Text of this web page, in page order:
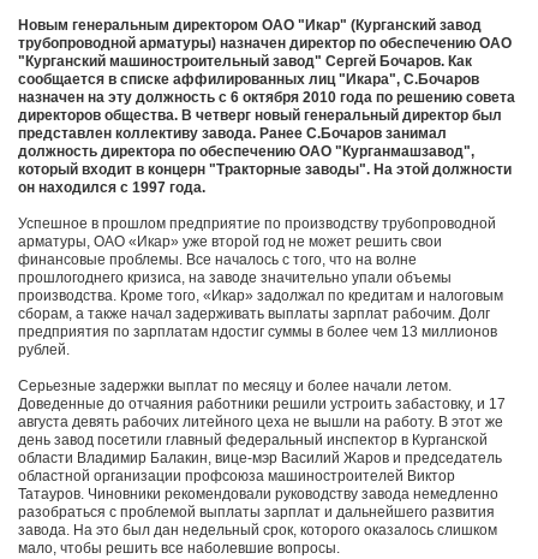
Новым генеральным директором ОАО "Икар" (Курганский завод
трубопроводной арматуры) назначен директор по обеспечению ОАО
"Курганский машиностроительный завод" Сергей Бочаров. Как
сообщается в списке аффилированных лиц "Икара", С.Бочаров
назначен на эту должность с 6 октября 2010 года по решению совета
директоров общества. В четверг новый генеральный директор был
представлен коллективу завода. Ранее С.Бочаров занимал
должность директора по обеспечению ОАО "Курганмашзавод",
который входит в концерн "Тракторные заводы". На этой должности
он находился с 1997 года.
Успешное в прошлом предприятие по производству трубопроводной
арматуры, ОАО «Икар» уже второй год не может решить свои
финансовые проблемы. Все началось с того, что на волне
прошлогоднего кризиса, на заводе значительно упали объемы
производства. Кроме того, «Икар» задолжал по кредитам и налоговым
сборам, а также начал задерживать выплаты зарплат рабочим. Долг
предприятия по зарплатам ндостиг суммы в более чем 13 миллионов
рублей.
Серьезные задержки выплат по месяцу и более начали летом.
Доведенные до отчаяния работники решили устроить забастовку, и 17
августа девять рабочих литейного цеха не вышли на работу. В этот же
день завод посетили главный федеральный инспектор в Курганской
области Владимир Балакин, вице-мэр Василий Жаров и председатель
областной организации профсоюза машиностроителей Виктор
Татауров. Чиновники рекомендовали руководству завода немедленно
разобраться с проблемой выплаты зарплат и дальнейшего развития
завода. На это был дан недельный срок, которого оказалось слишком
мало, чтобы решить все наболевшие вопросы.